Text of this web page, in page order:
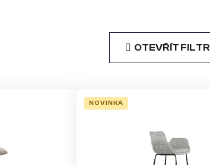
OTEVŘÍT FILTR
NOVINKA